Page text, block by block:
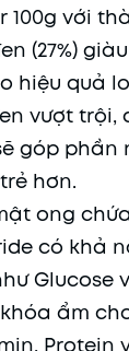
100g với
(27%)
hiệu quả
vượt trội,
góp phần
hơn.
ong
có khả
Glucose
ẩm